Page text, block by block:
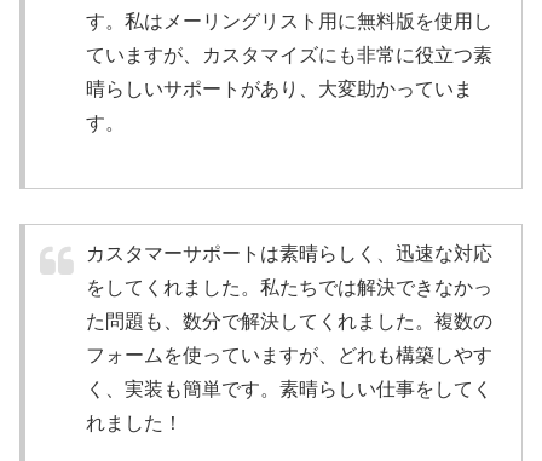
す。私はメーリングリスト用に無料版を使用し
ていますが、カスタマイズにも非常に役立つ素
晴らしいサポートがあり、大変助かっていま
す。
カスタマーサポートは素晴らしく、迅速な対応
をしてくれました。私たちでは解決できなかっ
た問題も、数分で解決してくれました。複数の
フォームを使っていますが、どれも構築しやす
く、実装も簡単です。素晴らしい仕事をしてく
れました！